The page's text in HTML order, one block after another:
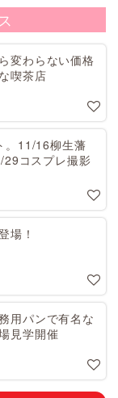
変わらない価格
喫茶店
。11/16柳生藩
29コスプレ撮影
場！
用パンで有名な
見学開催